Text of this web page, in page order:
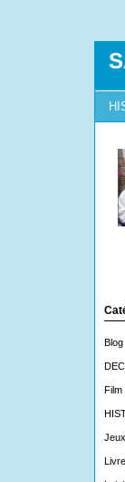
Blog
Film
Jeux
Livre